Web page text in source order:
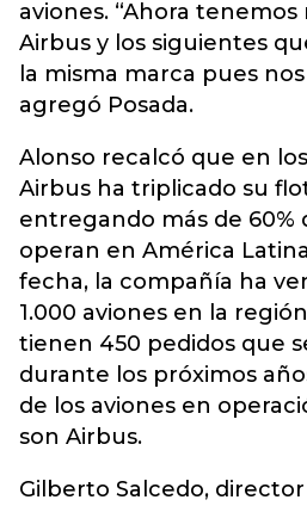
aviones. “Ahora
Airbus y los siguientes
la misma marca pues
agregó Posada.
Alonso recalcó que en
Airbus ha triplicado su
entregando más de 60%
operan en América
fecha, la compañía ha
1.000 aviones en la
tienen 450 pedidos que
durante los próximos
de los aviones en
son Airbus.
Gilberto Salcedo,